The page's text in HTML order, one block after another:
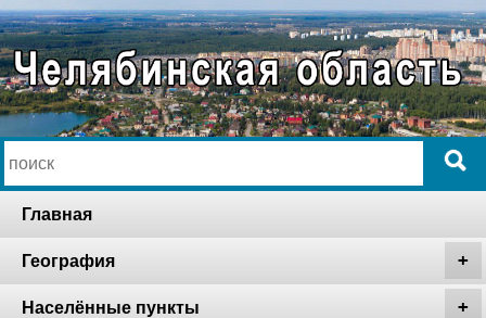
Главная
География
Населённые пункты